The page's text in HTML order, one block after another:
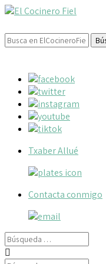
Buscar:
Txaber Allué
Contacta conmigo